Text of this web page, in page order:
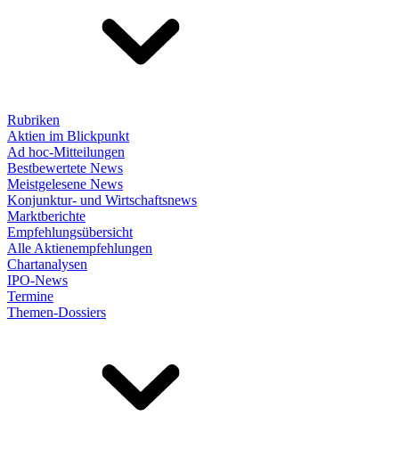
Rubriken
Aktien im Blickpunkt
Ad hoc-Mitteilungen
Bestbewertete News
Meistgelesene News
Konjunktur- und Wirtschaftsnews
Marktberichte
Empfehlungsübersicht
Alle Aktienempfehlungen
Chartanalysen
IPO-News
Termine
Themen-Dossiers